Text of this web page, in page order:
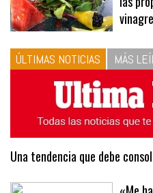
10La
las
ÚLTIMAS NOTICIAS MÁS
Una tendencia que debe